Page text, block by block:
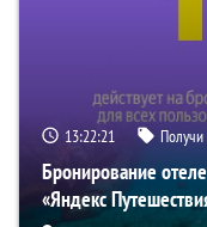
13:22:20
Бронирование
«Яндекс